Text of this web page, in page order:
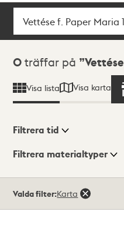
Sök
Sökresultat
0 träffar på
Visa lista Visa karta
Visningsläge
Filtrera tid
Filtrera materialtyper
träffar
Valda filter:Karta